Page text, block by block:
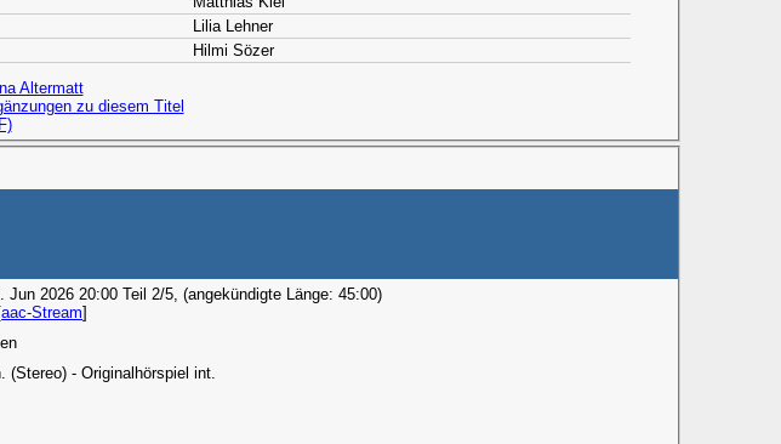
Lilia Lehner
Hilmi Sözer
Altermatt
zu diesem Titel
Jun 2026 20:00 Teil 2/5, (angekündigte Länge: 45:00)
aac-Stream]
(Stereo) - Originalhörspiel int.